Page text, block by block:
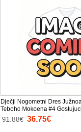
Dječji Nogometni Dres
Teboho Mokoena #4
Rukav (+ Kratke hlače)
91.88€ 36.75€